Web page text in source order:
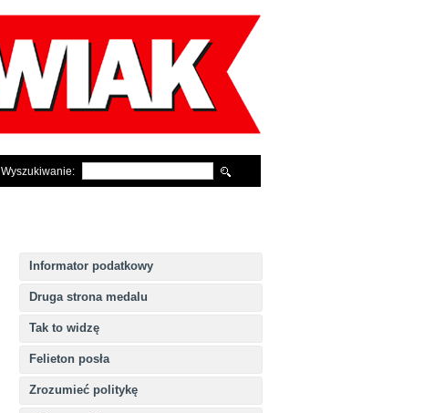
Wyszukiwanie:
Informator podatkowy
Druga strona medalu
Tak to widzę
Felieton posła
Zrozumieć politykę